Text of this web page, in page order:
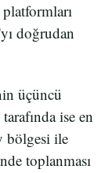
doğrudan
üçüncü
ise en
bölgesi ile
toplanması